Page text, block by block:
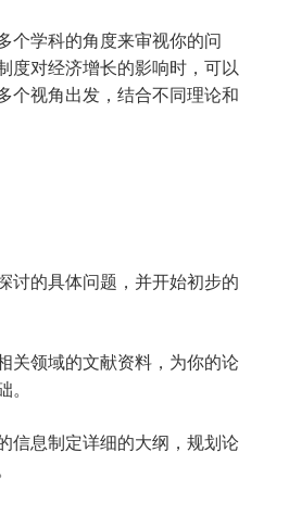
个学科的角度来审视你的问
度对经济增长的影响时，可以
个视角出发，结合不同理论和
讨的具体问题，并开始初步的
关领域的文献资料，为你的论
信息制定详细的大纲，规划论